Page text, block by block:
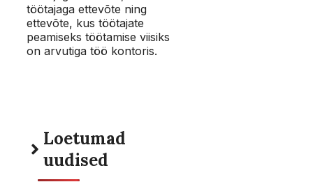
töötajaga ettevõte ning
ettevõte, kus töötajate
peamiseks töötamise viisiks
on arvutiga töö kontoris.
Loetumad
uudised